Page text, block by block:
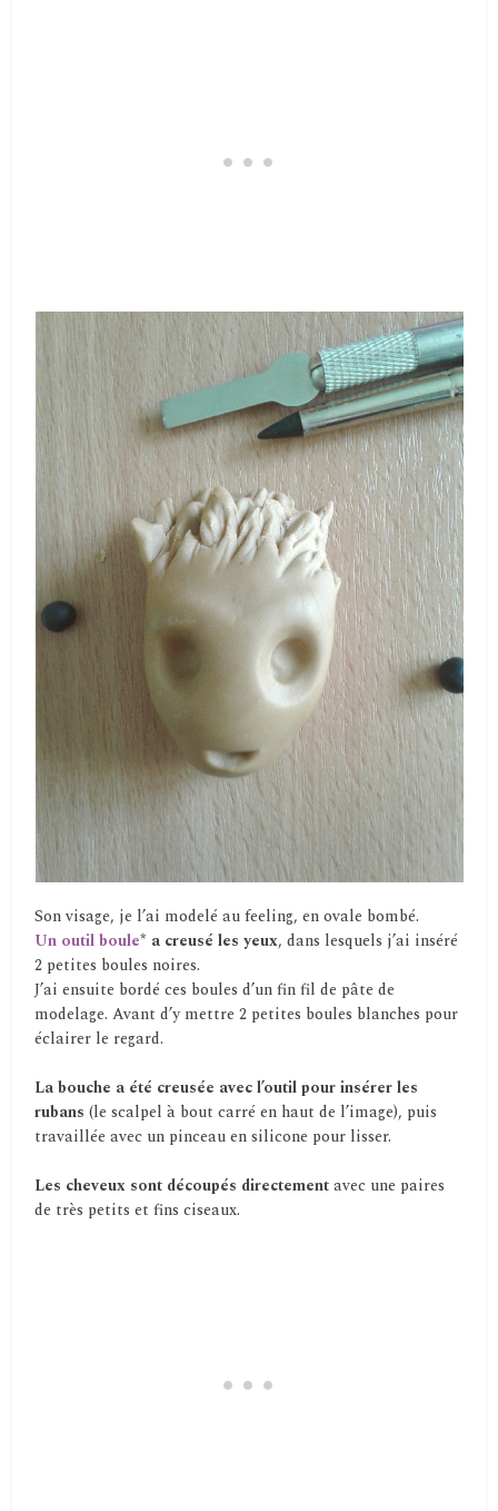
Son visage, je l’ai modelé au feeling, en ovale bombé.
Un outil boule* a creusé les yeux, dans lesquels j’ai inséré
2 petites boules noires.
J’ai ensuite bordé ces boules d’un fin fil de pâte de
modelage. Avant d’y mettre 2 petites boules blanches pour
éclairer le regard.
La bouche a été creusée avec l’outil pour insérer les
rubans (le scalpel à bout carré en haut de l’image), puis
travaillée avec un pinceau en silicone pour lisser.
Les cheveux sont découpés directementavec une paires
de très petits et fins ciseaux.